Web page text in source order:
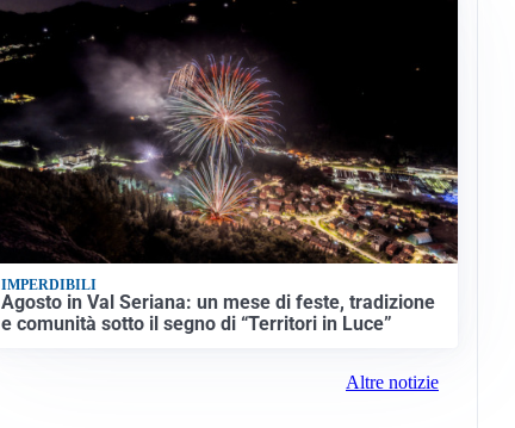
IMPERDIBILI
Agosto in Val Seriana: un mese di feste, tradizione
e comunità sotto il segno di “Territori in Luce”
Altre notizie